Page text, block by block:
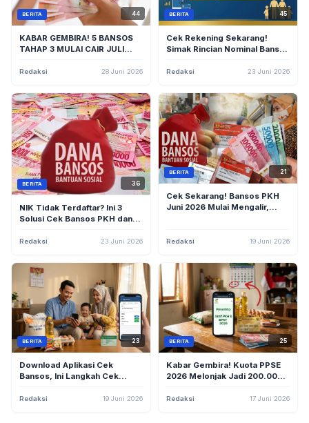
BERITA 44
KABAR GEMBIRA! 5 BANSOS
TAHAP 3 MULAI CAIR JULI
BPNT, DAN PIP DI SINI
Redaksi 28 Juni 2026
BERITA 45
Cek Rekening Sekarang!
Simak Rincian Nominal Bansos
Kemensos, Ada Rp 750.000
Redaksi 23 Juni 2026
BERITA 36
NIK Tidak Terdaftar? Ini 3
Solusi Cek Bansos PKH dan
Muncul
Redaksi 23 Juni 2026
BERITA 21
Cek Sekarang! Bansos PKH
Juni 2026 Mulai Mengalir,
Redaksi 19 Juni 2026
BERITA 23
Download Aplikasi Cek
Bansos, Ini Langkah Cek
Android/iOS
Redaksi 19 Juni 2026
BERITA 25
Kabar Gembira! Kuota PPSE
2026 Melonjak Jadi 200.000,
Dapat Rp5 Juta
Redaksi 17 Juni 2026